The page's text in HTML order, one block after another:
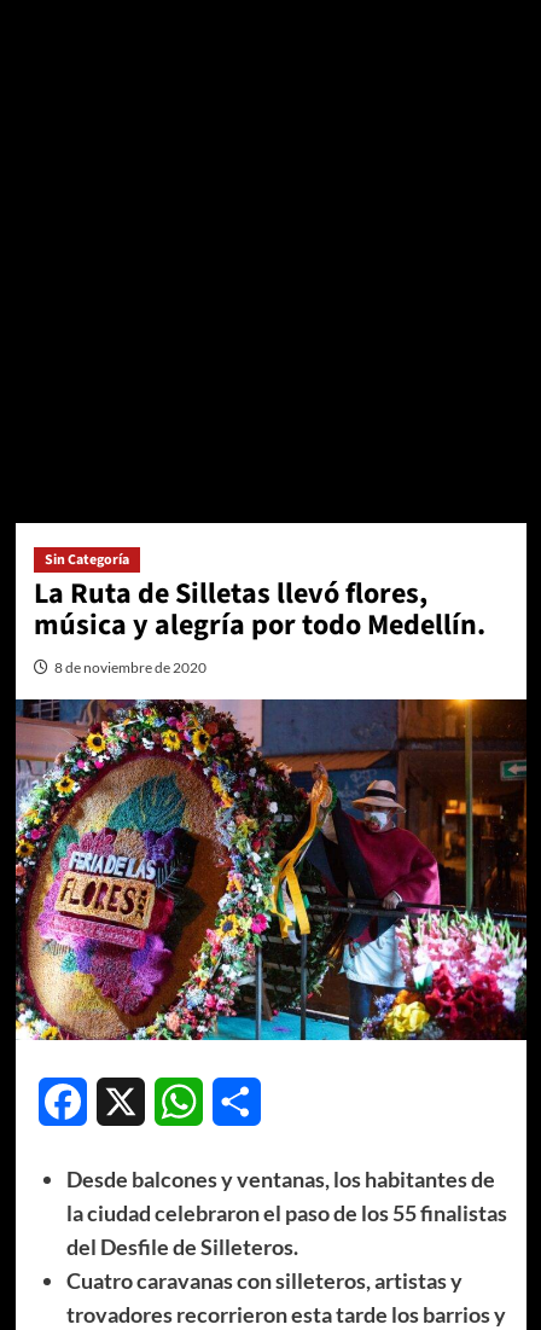
Sin Categoría
La Ruta de Silletas llevó flores,
música y alegría por todo Medellín.
8 de noviembre de 2020
Facebook WhatsApp
Desde balcones y ventanas, los habitantes de
la ciudad celebraron el paso de los 55 finalistas
del Desfile de Silleteros.
Cuatro caravanas con silleteros, artistas y
trovadores recorrieron esta tarde los barrios y